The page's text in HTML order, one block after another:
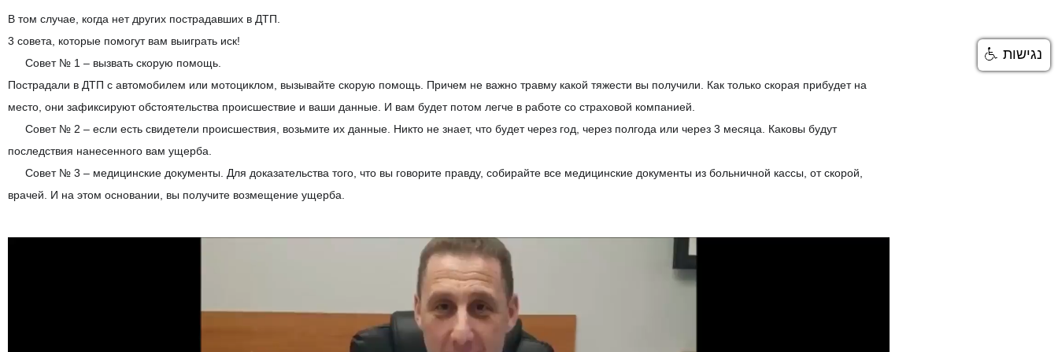
В том случае, когда нет других пострадавших в ДТП.
3 совета, которые помогут вам выиграть иск!
️Совет № 1 – вызвать скорую помощь.
Пострадали в ДТП с автомобилем или мотоциклом, вызывайте скорую помощь. Причем не важно травму какой тяжести вы получили. Как только скорая прибудет на
место, они зафиксируют обстоятельства происшествие и ваши данные. И вам будет потом легче в работе со страховой компанией.
️Совет № 2 – если есть свидетели происшествия, возьмите их данные. Никто не знает, что будет через год, через полгода или через 3 месяца. Каковы будут
последствия нанесенного вам ущерба.
️Совет № 3 – медицинские документы. Для доказательства того, что вы говорите правду, собирайте все медицинские документы из больничной кассы, от скорой,
врачей. И на этом основании, вы получите возмещение ущерба.
נגישות